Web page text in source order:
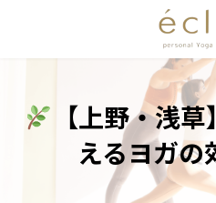
【上野・浅
えるヨガの